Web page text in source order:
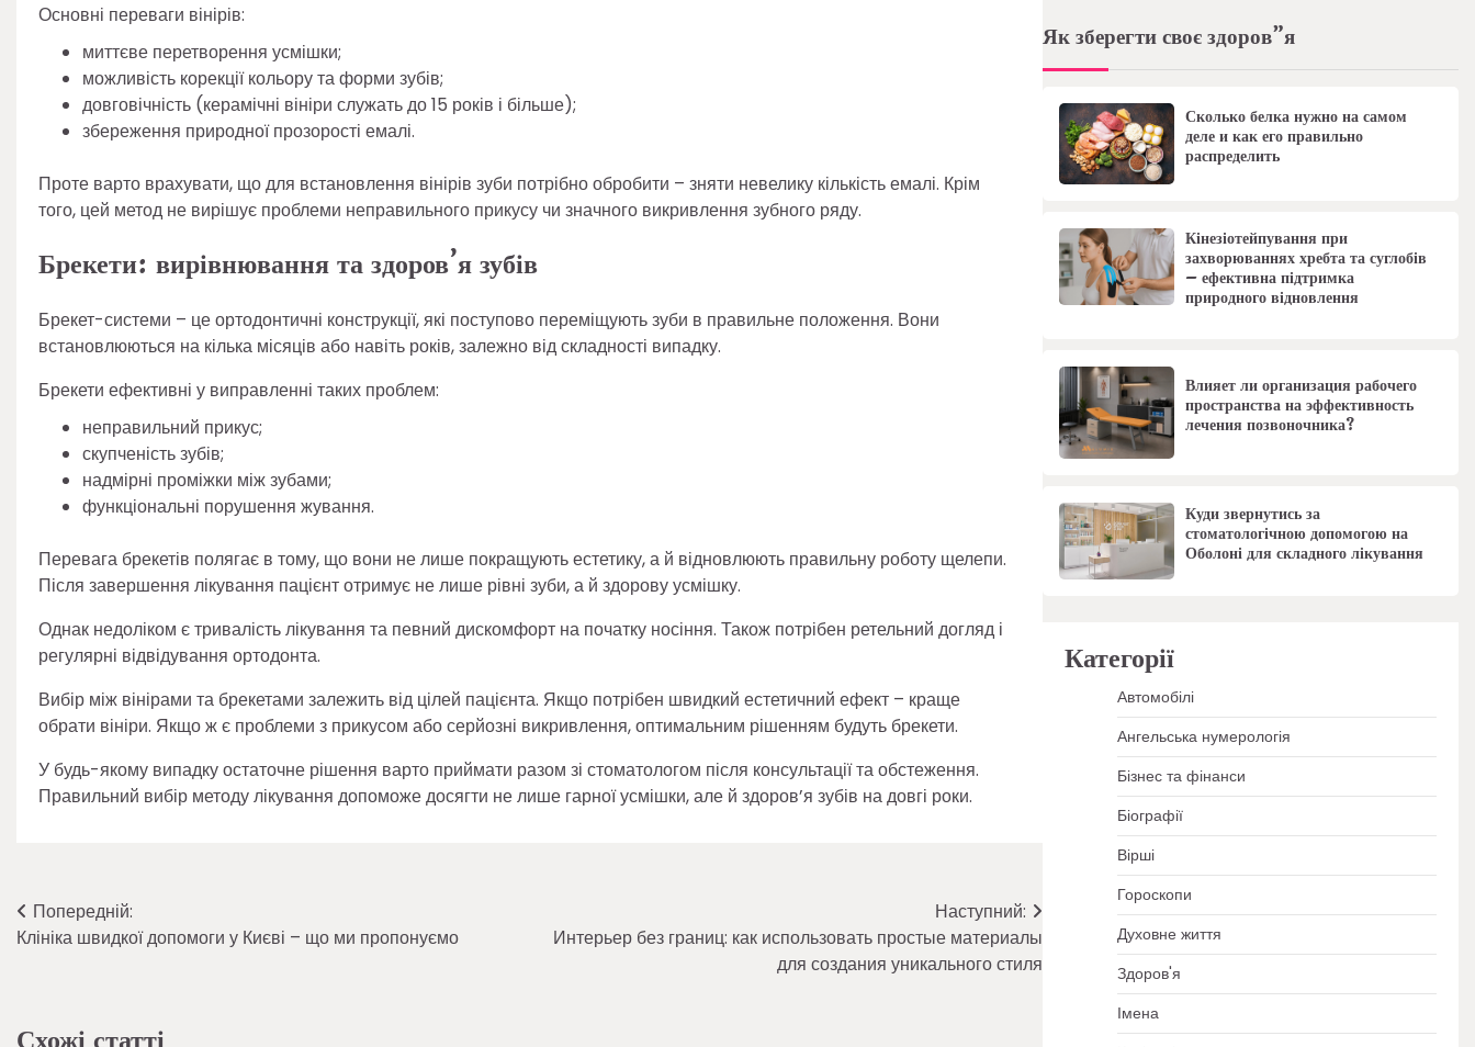
Основні переваги вінірів:
миттєве перетворення усмішки;
можливість корекції кольору та форми зубів;
довговічність (керамічні вініри служать до 15 років і більше);
збереження природної прозорості емалі.
Проте варто врахувати, що для встановлення вінірів зуби потрібно обробити – зняти невелику кількість емалі. Крім
того, цей метод не вирішує проблеми неправильного прикусу чи значного викривлення зубного ряду.
Брекети: вирівнювання та здоров’я зубів
Брекет-системи – це ортодонтичні конструкції, які поступово переміщують зуби в правильне положення. Вони
встановлюються на кілька місяців або навіть років, залежно від складності випадку.
Брекети ефективні у виправленні таких проблем:
неправильний прикус;
скупченість зубів;
надмірні проміжки між зубами;
функціональні порушення жування.
Перевага брекетів полягає в тому, що вони не лише покращують естетику, а й відновлюють правильну роботу щелепи.
Після завершення лікування пацієнт отримує не лише рівні зуби, а й здорову усмішку.
Однак недоліком є тривалість лікування та певний дискомфорт на початку носіння. Також потрібен ретельний догляд і
регулярні відвідування ортодонта.
Вибір між вінірами та брекетами залежить від цілей пацієнта. Якщо потрібен швидкий естетичний ефект – краще
обрати вініри. Якщо ж є проблеми з прикусом або серйозні викривлення, оптимальним рішенням будуть брекети.
У будь-якому випадку остаточне рішення варто приймати разом зі стоматологом після консультації та обстеження.
Правильний вибір методу лікування допоможе досягти не лише гарної усмішки, але й здоров’я зубів на довгі роки.
Навігація
записів
Попередній:
Клініка швидкої допомоги у Києві – що ми пропонуємо
Наступний:
Интерьер без границ: как использовать простые материалы
для создания уникального стиля
Як зберегти своє здоров”я
Сколько белка нужно на самом
деле и как его правильно
распределить
Кінезіотейпування при
захворюваннях хребта та суглобів
– ефективна підтримка
природного відновлення
Влияет ли организация рабочего
пространства на эффективность
лечения позвоночника?
Куди звернутись за
стоматологічною допомогою на
Оболоні для складного лікування
Категорії
Автомобілі
Ангельська нумерологія
Бізнес та фінанси
Біографії
Вірші
Гороскопи
Духовне життя
Здоров'я
Імена